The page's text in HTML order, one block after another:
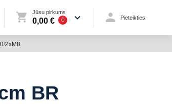
Jūsu pirkums
0,00 € 0 Pieteikties
2xM8
BR